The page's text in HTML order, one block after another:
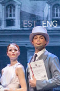
EST ENG